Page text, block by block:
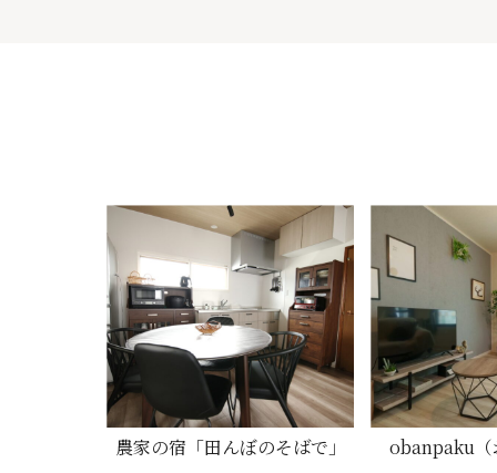
農家の宿「田んぼのそばで」 obanpaku（